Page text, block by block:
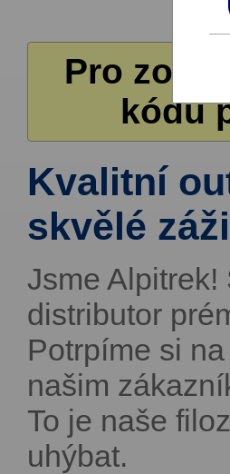
Pro
kódů
Kvalitní
skvělé
Jsme
distributor
Potrpíme si
našim
To je naše
uhýbat.